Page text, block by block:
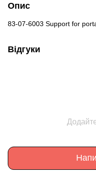
Опис
83-07-6003 Support for
Відгуки